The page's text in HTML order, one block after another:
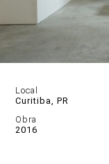
Local
Curitiba, PR
Obra
2016